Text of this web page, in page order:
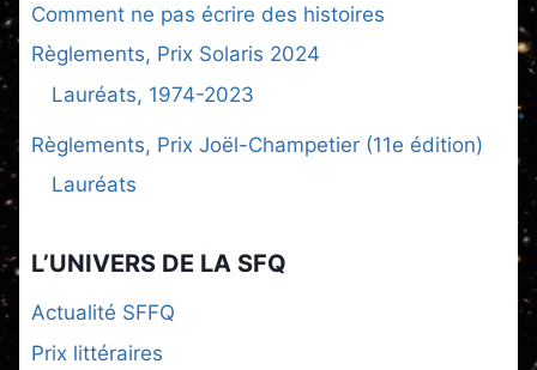
Comment ne pas écrire des histoires
Règlements, Prix Solaris 2024
Lauréats, 1974-2023
Règlements, Prix Joël-Champetier (11e édition)
Lauréats
L’UNIVERS DE LA SFQ
Actualité SFFQ
Prix littéraires